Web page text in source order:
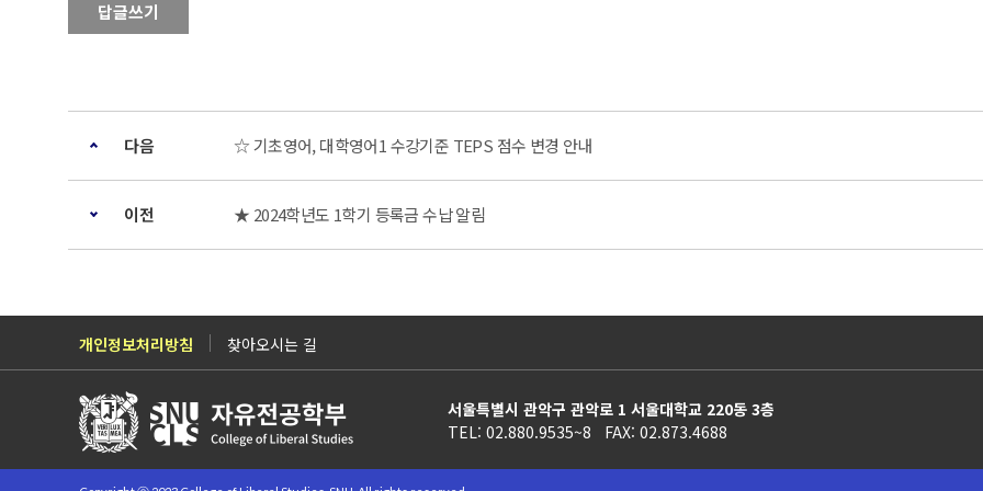
답글쓰기
다음 ☆ 기초영어, 대학영어1 수강기준 TEPS 점수 변경 안내
이전 ★ 2024학년도 1학기 등록금 수납 알림
개인정보처리방침 찾아오시는 길
서울특별시 관악구 관악로 1 서울대학교 220동 3층
TEL: 02.880.9535~8 FAX: 02.873.4688